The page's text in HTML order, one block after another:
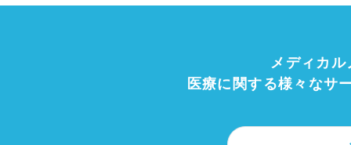
メディカ
医療に関する様々なサ